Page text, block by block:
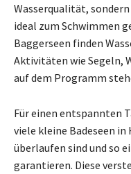
Wasserqualität,
ideal zum Schwimmen
Baggerseen finden
Aktivitäten wie Segeln,
auf dem Programm
Für einen entspannten
viele kleine Badeseen in
überlaufen sind und so
garantieren. Diese